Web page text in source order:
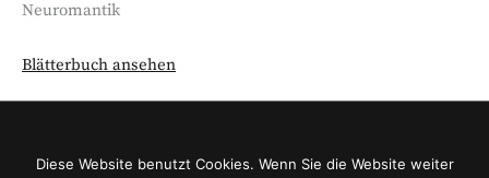
Neuromantik
Blätterbuch ansehen
Diese Website benutzt Cookies. Wenn Sie die Website weiter